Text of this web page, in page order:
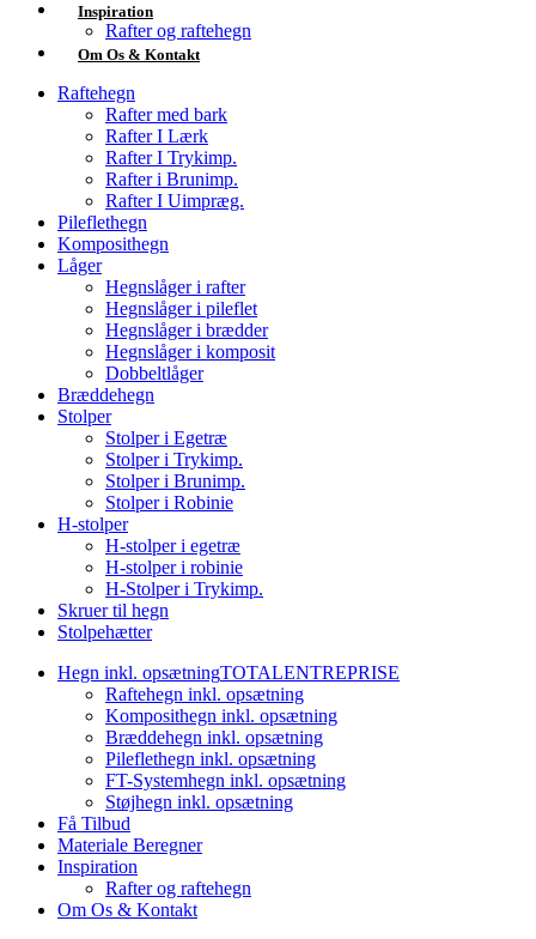
Inspiration
Rafter og raftehegn
Om Os & Kontakt
Raftehegn
Rafter med bark
Rafter I Lærk
Rafter I Trykimp.
Rafter i Brunimp.
Rafter I Uimpræg.
Pileflethegn
Komposithegn
Låger
Hegnslåger i rafter
Hegnslåger i pileflet
Hegnslåger i brædder
Hegnslåger i komposit
Dobbeltlåger
Bræddehegn
Stolper
Stolper i Egetræ
Stolper i Trykimp.
Stolper i Brunimp.
Stolper i Robinie
H-stolper
H-stolper i egetræ
H-stolper i robinie
H-Stolper i Trykimp.
Skruer til hegn
Stolpehætter
Hegn inkl. opsætningTOTALENTREPRISE
Raftehegn inkl. opsætning
Komposithegn inkl. opsætning
Bræddehegn inkl. opsætning
Pileflethegn inkl. opsætning
FT-Systemhegn inkl. opsætning
Støjhegn inkl. opsætning
Få Tilbud
Materiale Beregner
Inspiration
Rafter og raftehegn
Om Os & Kontakt